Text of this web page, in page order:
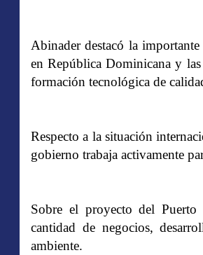
Abinader destacó la
en República Dominicana y
formación tecnológica de
Respecto a la situación
gobierno trabaja activamente
Sobre el proyecto del Puerto
cantidad de negocios,
ambiente.